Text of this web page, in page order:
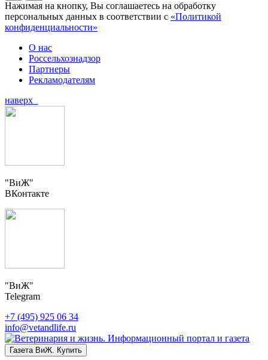
Нажимая на кнопку, Вы соглашаетесь на обработку
персональных данных в соответствии с «Политикой
конфиденциальности»
О нас
Россельхознадзор
Партнеры
Рекламодателям
наверх
"ВиЖ"
ВКонтакте
"ВиЖ"
Telegram
+7 (495) 925 06 34
info@vetandlife.ru
Газета ВиЖ. Купить